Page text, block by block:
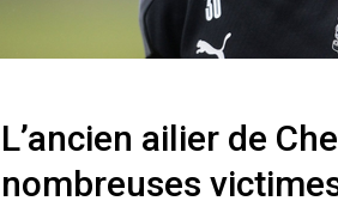
L’ancien ailier de
nombreuses